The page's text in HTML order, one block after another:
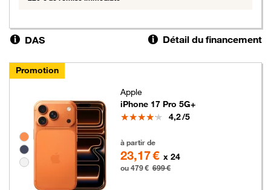
DAS Détail du financement
Promotion
Groupe de couleurs disponibles non sélectionnables
Apple
iPhone 17 Pro 5G+
Note
4,2/5
à partir de
23,17 € x 24
ou 479 € 699 €